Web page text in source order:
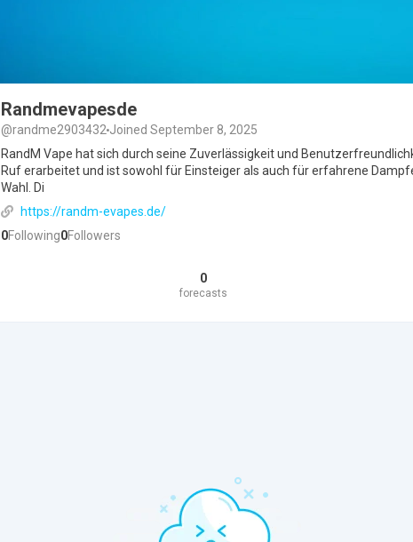
Randmevapesde
@randme2903432 Joined September 8, 2025
RandM Vape hat sich durch seine Zuverlässigkeit und
Ruf erarbeitet und ist sowohl für Einsteiger als auch für erfahrene
Wahl. Di
https://randm-evapes.de/
0Following0Followers
0
forecasts